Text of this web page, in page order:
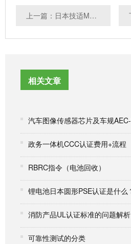
上一篇：日本技适MARK认证
相关文章
政务一体机CCC认证费用+流程
RBRC指令（电池回收）
消防产品UL认证标准的问题解析
可靠性测试的分类